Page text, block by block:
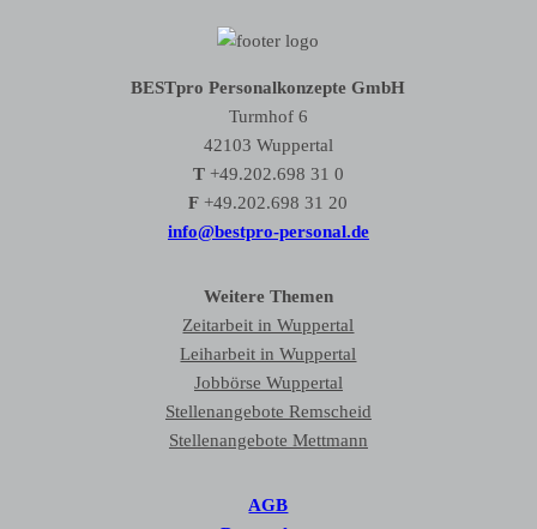
BESTpro Personalkonzepte GmbH
Turmhof 6
42103 Wuppertal
T+49.202.698 31 0
F +49.202.698 31 20
info@bestpro-personal.de
Weitere Themen
Zeitarbeit in Wuppertal
Leiharbeit in Wuppertal
Jobbörse Wuppertal
Stellenangebote Remscheid
Stellenangebote Mettmann
AGB